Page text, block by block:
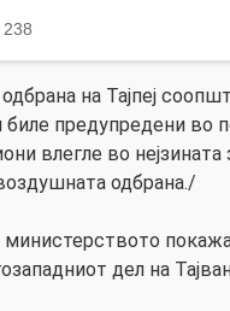
на Тајпеј
биле предупредени во
влегле во нејзината
одбрана./
министерството
дел на